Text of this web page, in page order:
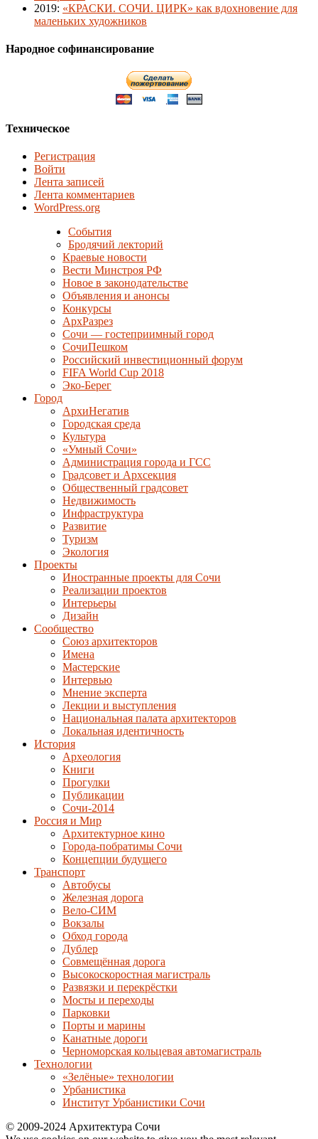
2019: «КРАСКИ. СОЧИ. ЦИРК» как вдохновение для
маленьких художников
Народное софинансирование
Техническое
Регистрация
Войти
Лента записей
Лента комментариев
WordPress.org
События
Бродячий лекторий
Краевые новости
Вести Минстроя РФ
Новое в законодательстве
Объявления и анонсы
Конкурсы
АрхРазрез
Сочи — гостеприимный город
СочиПешком
Российский инвестиционный форум
FIFA World Cup 2018
Эко-Берег
Город
АрхиНегатив
Городская среда
Культура
«Умный Сочи»
Администрация города и ГСС
Градсовет и Архсекция
Общественный градсовет
Недвижимость
Инфраструктура
Развитие
Туризм
Экология
Проекты
Иностранные проекты для Сочи
Реализации проектов
Интерьеры
Дизайн
Сообщество
Союз архитекторов
Имена
Мастерские
Интервью
Мнение эксперта
Лекции и выступления
Национальная палата архитекторов
Локальная идентичность
История
Археология
Книги
Прогулки
Публикации
Сочи-2014
Россия и Мир
Архитектурное кино
Города-побратимы Сочи
Концепции будущего
Транспорт
Автобусы
Железная дорога
Вело-СИМ
Вокзалы
Обход города
Дублер
Совмещённая дорога
Высокоскоростная магистраль
Развязки и перекрёстки
Мосты и переходы
Парковки
Порты и марины
Канатные дороги
Черноморская кольцевая автомагистраль
Технологии
«Зелёные» технологии
Урбанистика
Институт Урбанистики Сочи
© 2009-2024 Архитектура Сочи